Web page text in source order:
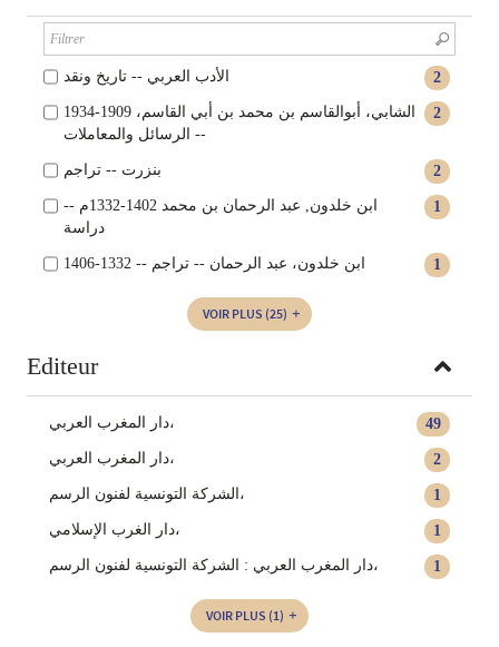
2 الأدب العربي -- تاريخ ونقد
2
الشابي، أبوالقاسم بن محمد بن أبي القاسم، 1909-1934
-- الرسائل والمعاملات
2 بنزرت -- تراجم
1
ابن خلدون, عبد الرحمان بن محمد‏ ‏1332-1402م --
دراسة
1 ابن خلدون، عبد الرحمان -- تراجم -- 1332-1406
VOIR PLUS (25)
Editeur
49 دار المغرب العربي،
2 دار المغرب العربي‏،
1 الشركة التونسية لفنون الرسم،
1 دار الغرب الإسلامي،
1 دار المغرب العربي : الشركة التونسية لفنون الرسم،
VOIR PLUS (1)